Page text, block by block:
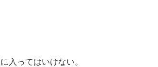
入ってはいけない。